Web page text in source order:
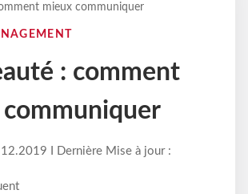
mieux communiquer
: comment
I Dernière Mise à jour :